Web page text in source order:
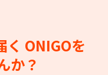
く ONIGOを
か？